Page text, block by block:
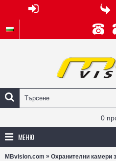
0
МЕНЮ
MBvision.com » Охранителни камери